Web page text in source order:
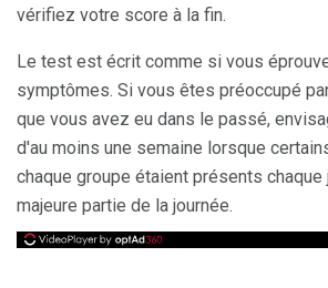
vérifiez votre score à la fin.
Le test est écrit comme si vous
symptômes. Si vous êtes préoccupé
que vous avez eu dans le passé,
d'au moins une semaine lorsque
chaque groupe étaient présents chaque
majeure partie de la journée.